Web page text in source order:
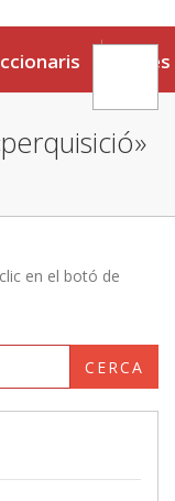
Eines
en el botó de
CERCA